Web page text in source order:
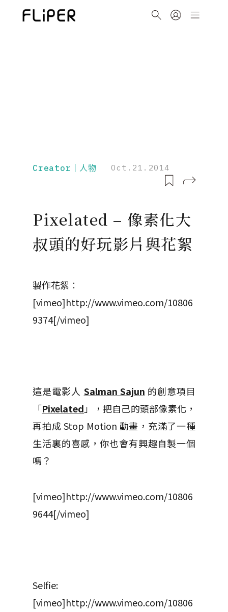
Creator｜人物 Oct.21.2014
Pixelated – 像素化大
叔頭的好玩影片與花絮
製作花絮︰
[vimeo]http://www.vimeo.com/10806
9374[/vimeo]
這是電影人 Salman Sajun 的創意項目
「Pixelated 」，把自己的頭部像素化，
再拍成 Stop Motion 動畫，充滿了一種
生活裏的喜感，你也會有興趣自製一個
嗎？
[vimeo]http://www.vimeo.com/10806
9644[/vimeo]
Selfie:
[vimeo]http://www.vimeo.com/10806